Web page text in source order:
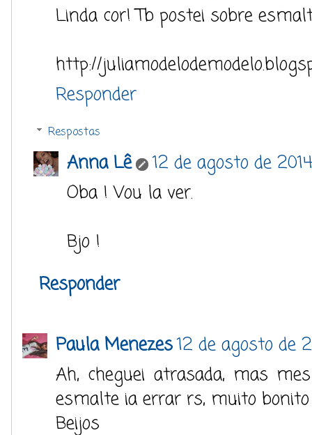
Linda cor! Tb postei sobre
http://
Responder
Respostas
Anna Lê
12 de agosto de
Oba ! Vou la ver.
Bjo !
Responder
Paula Menezes12 de agosto de
Ah, cheguei atrasada, mas
esmalte ia errar rs, muito
Beijos